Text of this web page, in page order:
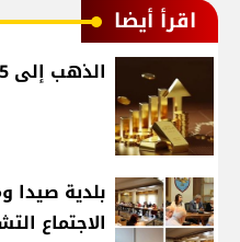
اقرأ أيضا
الذهب إلى 5 آلاف دولار في 2027؟
بلدية
الاجتماع